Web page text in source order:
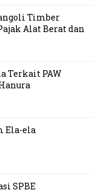
Timber
Alat Berat dan
Terkait PAW
Ela-ela
SPBE